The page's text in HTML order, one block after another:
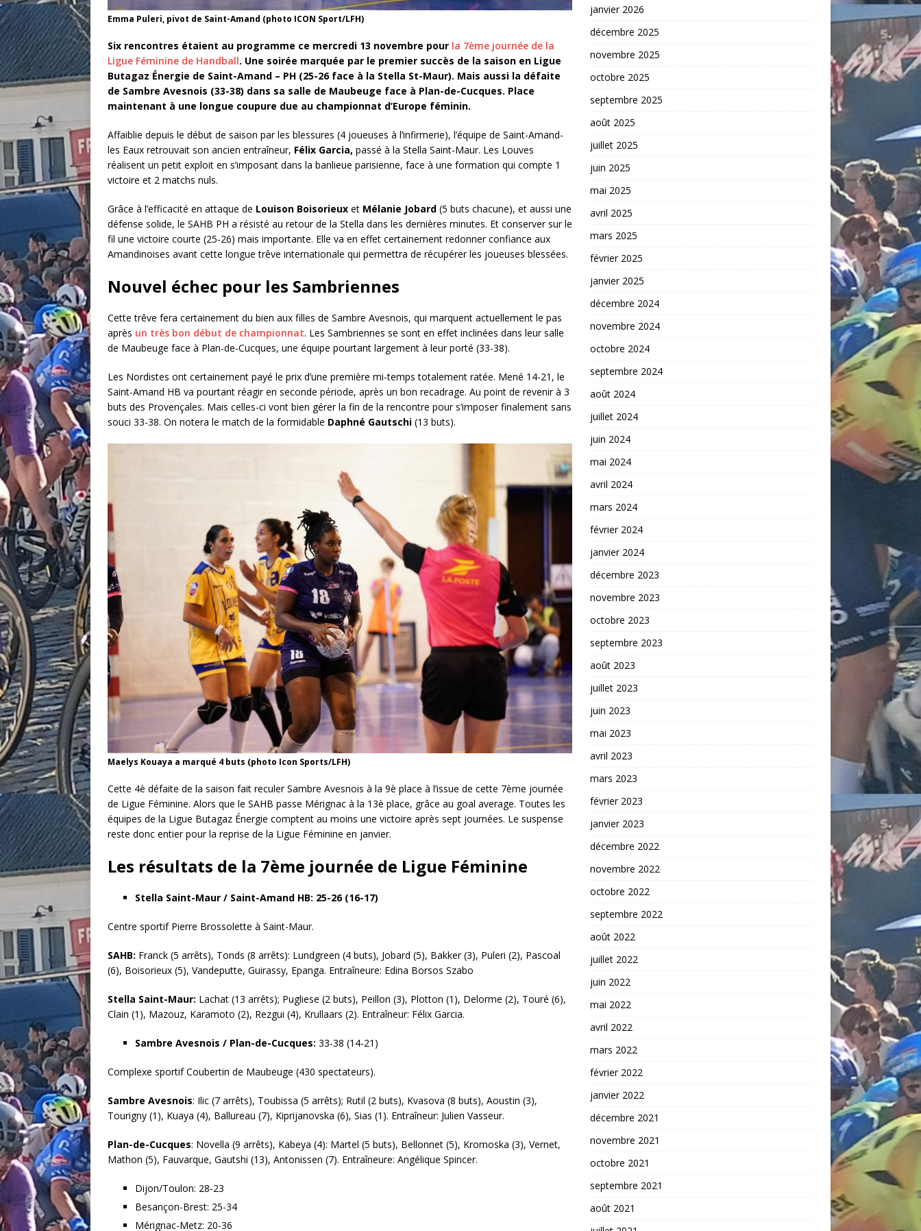
Emma Puleri, pivot de Saint-Amand (photo ICON Sport/LFH)
Six rencontres étaient au programme ce mercredi 13 novembre pour la 7ème journée de la
Ligue Féminine de Handball. Une soirée marquée par le premier succès de la saison en Ligue
Butagaz Énergie de Saint-Amand – PH (25-26 face à la Stella St-Maur). Mais aussi la défaite
de Sambre Avesnois (33-38) dans sa salle de Maubeuge face à Plan-de-Cucques. Place
maintenant à une longue coupure due au championnat d’Europe féminin.
Affaiblie depuis le début de saison par les blessures (4 joueuses à l’infirmerie), l’équipe de Saint-Amand-
les Eaux retrouvait son ancien entraîneur, Félix Garcia, passé à la Stella Saint-Maur. Les Louves
réalisent un petit exploit en s’imposant dans la banlieue parisienne, face à une formation qui compte 1
victoire et 2 matchs nuls.
Grâce à l’efficacité en attaque de Louison Boisorieux et Mélanie Jobard (5 buts chacune), et aussi une
défense solide, le SAHB PH a résisté au retour de la Stella dans les dernières minutes. Et conserver sur le
fil une victoire courte (25-26) mais importante. Elle va en effet certainement redonner confiance aux
Amandinoises avant cette longue trêve internationale qui permettra de récupérer les joueuses blessées.
Nouvel échec pour les Sambriennes
Cette trêve fera certainement du bien aux filles de Sambre Avesnois, qui marquent actuellement le pas
après un très bon début de championnat. Les Sambriennes se sont en effet inclinées dans leur salle
de Maubeuge face à Plan-de-Cucques, une équipe pourtant largement à leur porté (33-38).
Les Nordistes ont certainement payé le prix d’une première mi-temps totalement ratée. Mené 14-21, le
Saint-Amand HB va pourtant réagir en seconde période, après un bon recadrage. Au point de revenir à 3
buts des Provençales. Mais celles-ci vont bien gérer la fin de la rencontre pour s’imposer finalement sans
souci 33-38. On notera le match de la formidable Daphné Gautschi (13 buts).
Maelys Kouaya a marqué 4 buts (photo Icon Sports/LFH)
Cette 4è défaite de la saison fait reculer Sambre Avesnois à la 9è place à l’issue de cette 7ème journée
de Ligue Féminine. Alors que le SAHB passe Mérignac à la 13è place, grâce au goal average. Toutes les
équipes de la Ligue Butagaz Énergie comptent au moins une victoire après sept journées. Le suspense
reste donc entier pour la reprise de la Ligue Féminine en janvier.
Les résultats de la 7ème journée de Ligue Féminine
Stella Saint-Maur / Saint-Amand HB: 25-26 (16-17)
Centre sportif Pierre Brossolette à Saint-Maur.
SAHB: Franck (5 arrêts), Tonds (8 arrêts): Lundgreen (4 buts), Jobard (5), Bakker (3), Puleri (2), Pascoal
(6), Boisorieux (5), Vandeputte, Guirassy, Epanga. Entraîneure: Edina Borsos Szabo
Stella Saint-Maur: Lachat (13 arrêts); Pugliese (2 buts), Peillon (3), Plotton (1), Delorme (2), Touré (6),
Clain (1), Mazouz, Karamoto (2), Rezgui (4), Krullaars (2). Entraîneur: Félix Garcia.
Sambre Avesnois / Plan-de-Cucques: 33-38 (14-21)
Complexe sportif Coubertin de Maubeuge (430 spectateurs).
Sambre Avesnois: Ilic (7 arrêts), Toubissa (5 arrêts); Rutil (2 buts), Kvasova (8 buts), Aoustin (3),
Tourigny (1), Kuaya (4), Ballureau (7), Kiprijanovska (6), Sias (1). Entraîneur: Julien Vasseur.
Plan-de-Cucques: Novella (9 arrêts), Kabeya (4): Martel (5 buts), Bellonnet (5), Kromoska (3), Vernet,
Mathon (5), Fauvarque, Gautshi (13), Antonissen (7). Entraîneure: Angélique Spincer.
Dijon/Toulon: 28-23
Besançon-Brest: 25-34
Mérignac-Metz: 20-36
janvier 2026
décembre 2025
novembre 2025
octobre 2025
septembre 2025
août 2025
juillet 2025
juin 2025
mai 2025
avril 2025
mars 2025
février 2025
janvier 2025
décembre 2024
novembre 2024
octobre 2024
septembre 2024
août 2024
juillet 2024
juin 2024
mai 2024
avril 2024
mars 2024
février 2024
janvier 2024
décembre 2023
novembre 2023
octobre 2023
septembre 2023
août 2023
juillet 2023
juin 2023
mai 2023
avril 2023
mars 2023
février 2023
janvier 2023
décembre 2022
novembre 2022
octobre 2022
septembre 2022
août 2022
juillet 2022
juin 2022
mai 2022
avril 2022
mars 2022
février 2022
janvier 2022
décembre 2021
novembre 2021
octobre 2021
septembre 2021
août 2021